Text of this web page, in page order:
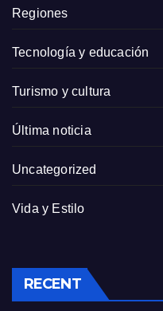
Regiones
Tecnología y educación
Turismo y cultura
Última noticia
Uncategorized
Vida y Estilo
RECENT